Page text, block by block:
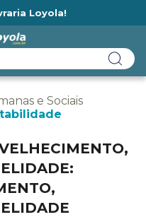
Loyola!
e Sociais